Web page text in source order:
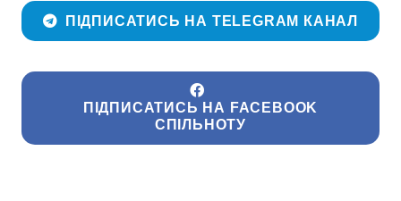
ПІДПИСАТИСЬ НА TELEGRAM КАНАЛ
ПІДПИСАТИСЬ НА FACEBOOK
СПІЛЬНОТУ